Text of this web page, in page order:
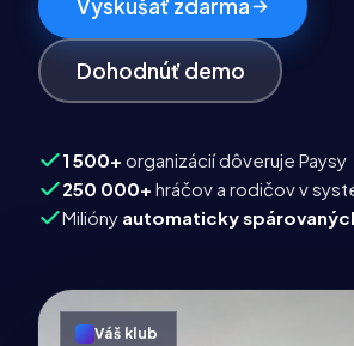
Vyskúšať zdarma
Dohodnúť demo
1 500+ organizácií dôveruje Paysy
250 000+ hráčov a rodičov v
Milióny automaticky
Váš klub